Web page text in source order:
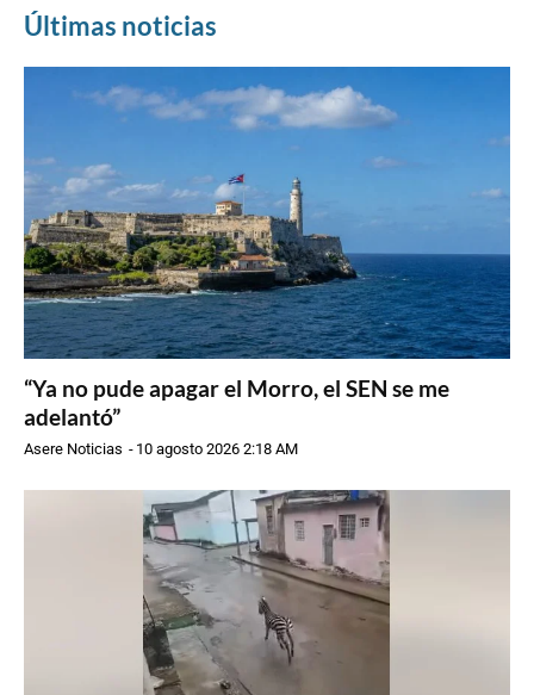
Últimas noticias
“Ya no pude apagar el Morro, el SEN se me
adelantó”
Asere Noticias - 10 agosto 2026 2:18 AM